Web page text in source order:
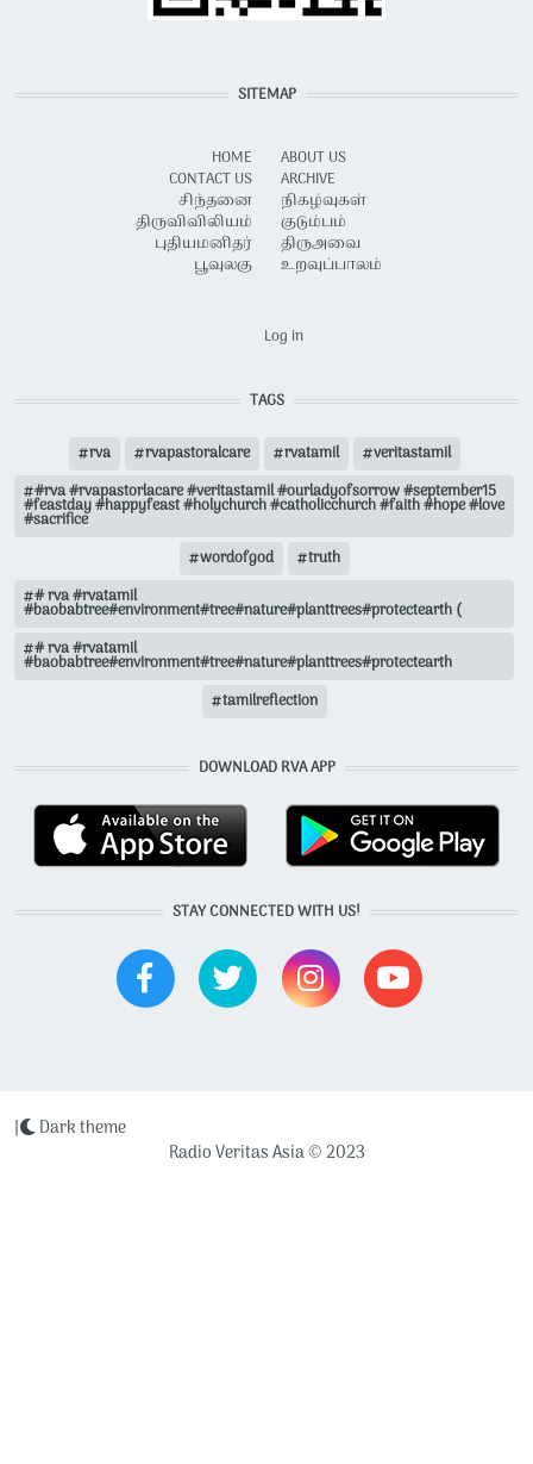
SITEMAP
HOME
CONTACT US
சிந்தனை
திருவிவிலியம்
புதியமனிதர்
பூவுலகு
ABOUT US
ARCHIVE
நிகழ்வுகள்
குடும்பம்
திருஅவை
உறவுப்பாலம்
Log in
TAGS
rva rvapastoralcare rvatamil
veritastamil
#rva #rvapastorlacare #veritastamil #ourladyofsorrow #september15
#feastday #happyfeast #holychurch #catholicchurch #faith #hope #love
#sacrifice
wordofgod
truth
# rva #rvatamil
#baobabtree#environment#tree#nature#planttrees#protectearth (
# rva #rvatamil
#baobabtree#environment#tree#nature#planttrees#protectearth
tamilreflection
DOWNLOAD RVA APP
STAY CONNECTED WITH US!
Radio Veritas Asia © 2023
| Dark theme